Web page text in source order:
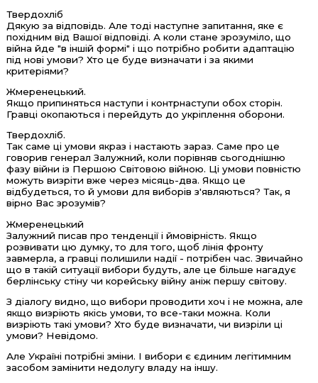
Твердохліб
Дякую за відповідь. Але тоді наступне запитання, яке є
похідним від Вашої відповіді. А коли стане зрозуміло, що
війна йде "в іншій формі" і що потрібно робити адаптацію
під нові умови? Хто це буде визначати і за якими
критеріями?
Жмеренецький.
Якщо припиняться наступи і контрнаступи обох сторін.
Гравці окопаються і перейдуть до укріплення оборони.
Твердохліб.
Так саме ці умови якраз і настають зараз. Саме про це
говорив генерал Залужний, коли порівняв сьогоднішню
фазу війни із Першою Світовою війною. Ці умови повністю
можуть визріти вже через місяць-два. Якщо це
відбудеться, то й умови для виборів з'являються? Так, я
вірно Вас зрозумів?
Жмеренецький
Залужний писав про тенденції і ймовірність. Якщо
розвивати цю думку, то для того, щоб лінія фронту
завмерла, а гравці полишили надії - потрібен час. Звичайно
що в такій ситуації вибори будуть, але це більше нагадує
берлінську стіну чи корейську війну аніж першу світову.
З діалогу видно, що вибори проводити хоч і не можна, але
якщо визріють якісь умови, то все-таки можна. Коли
визріють такі умови? Хто буде визначати, чи визріли ці
умови? Невідомо.
Але Україні потрібні зміни. І вибори є єдиним легітимним
засобом замінити недолугу владу на іншу.